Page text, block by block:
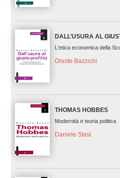
DALL’USURA AL
L'etica economica della
Oreste Bazzichi
THOMAS HOBBES
Modernità e teoria politica
Daniele Stasi